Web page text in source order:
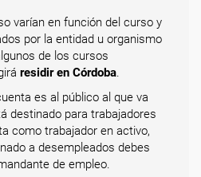
varían en función del curso y
por la entidad u organismo
de los cursos
residir en Córdoba.
es al público al que va
destinado para trabajadores
como trabajador en activo,
a desempleados debes
de empleo.